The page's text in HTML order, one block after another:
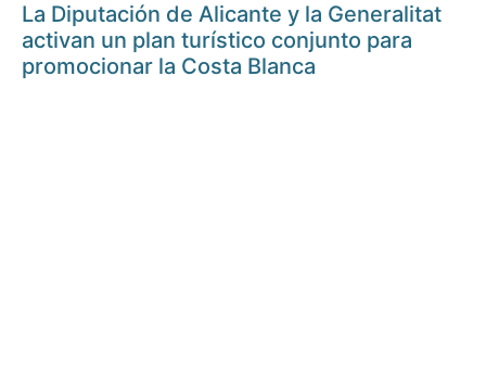
La Diputación de Alicante y la Generalitat
activan un plan turístico conjunto para
promocionar la Costa Blanca